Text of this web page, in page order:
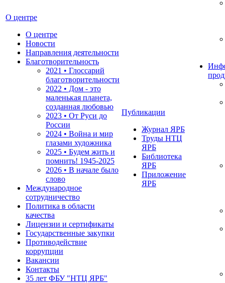
О центре
О центре
Новости
Направления деятельности
Благотворительность
2021 • Глоссарий
благотворительности
2022 • Дом - это
маленькая планета,
созданная любовью
2023 • От Руси до
России
2024 • Война и мир
глазами художника
2025 • Будем жить и
помнить! 1945-2025
2026 • В начале было
слово
Международное
сотрудничество
Политика в области
качества
Лицензии и сертификаты
Государственные закупки
Противодействие
коррупции
Вакансии
Контакты
35 лет ФБУ "НТЦ ЯРБ"
Публикации
Журнал ЯРБ
Труды НТЦ
ЯРБ
Библиотека
ЯРБ
Приложение
ЯРБ